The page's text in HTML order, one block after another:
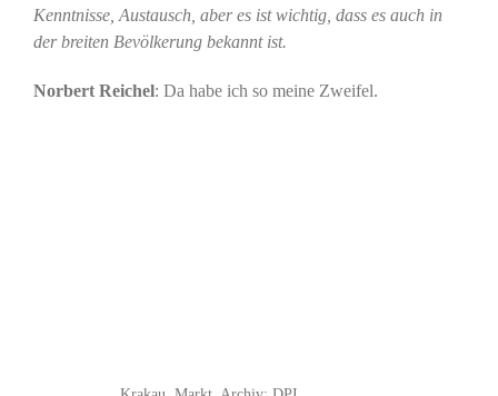
Kenntnisse, Austausch, aber es ist wichtig, dass es auch in
der breiten Bevölkerung bekannt ist.
Norbert Reichel: Da habe ich so meine Zweifel.